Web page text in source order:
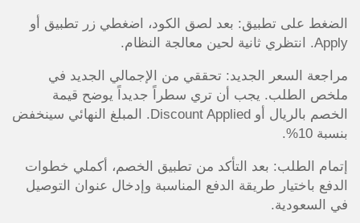
الضغط على تطبيق: بعد لصق الكود، اضغطي زر تطبيق أو
Apply. انتظري ثانية لحين معالجة النظام.
مراجعة السعر الجديد: تحققي من الإجمالي الجديد في
ملخص الطلب. يجب أن تري سطراً جديداً يوضح قيمة
الخصم بالريال أو Discount Applied. المبلغ النهائي سينخفض
بنسبة 10%.
إتمام الطلب: بعد التأكد من تطبيق الخصم، أكملي خطوات
الدفع باختيار طريقة الدفع المناسبة وإدخال عنوان التوصيل
في السعودية.